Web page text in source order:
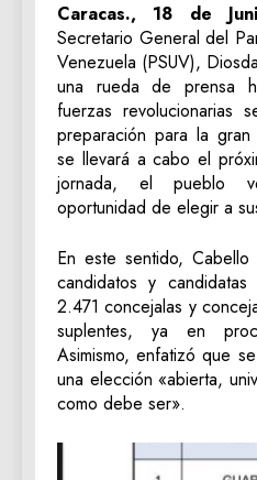
Caracas., 18 de
Secretario General del
Venezuela (PSUV),
una rueda de prensa
fuerzas revolucionarias
preparación para la
se llevará a cabo el
jornada, el pueblo
oportunidad de elegir a
En este sentido,
candidatos y
2.471 concejalas y
suplentes, ya en
Asimismo, enfatizó que
una elección «abierta,
como debe ser».